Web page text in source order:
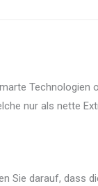
nur als nette
Sie darauf, dass